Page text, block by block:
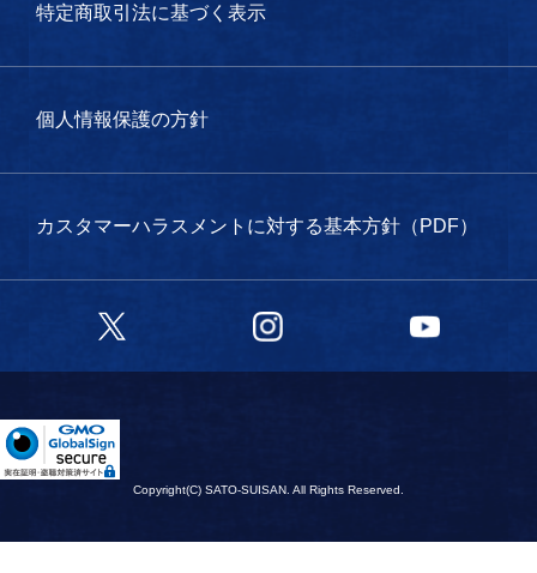
特定商取引法に基づく表示
個人情報保護の方針
カスタマーハラスメントに対する基本方針（PDF）
Twitter Instagram YouTube
Copyright(C) SATO-SUISAN. All Rights Reserved.